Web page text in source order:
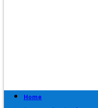
Home